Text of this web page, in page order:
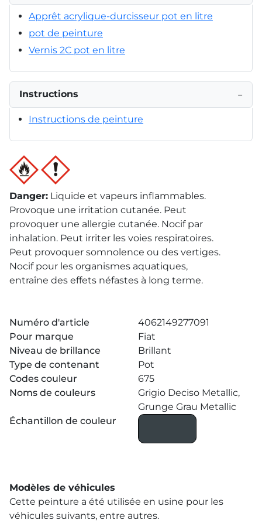
Apprêt acrylique-durcisseur pot en litre
pot de peinture
Vernis 2C pot en litre
Instructions −
Instructions de peinture
Danger: Liquide et vapeurs inflammables.
Provoque une irritation cutanée. Peut
provoquer une allergie cutanée. Nocif par
inhalation. Peut irriter les voies respiratoires.
Peut provoquer somnolence ou des vertiges.
Nocif pour les organismes aquatiques,
entraîne des effets néfastes à long terme.
Numéro d'article
4062149277091
Pour marque
Fiat
Niveau de brillance
Brillant
Type de contenant
Pot
Codes couleur
675
Noms de couleurs
Grigio Deciso Metallic,
Grunge Grau Metallic
Échantillon de couleur
Modèles de véhicules
Cette peinture a été utilisée en usine pour les
véhicules suivants, entre autres.